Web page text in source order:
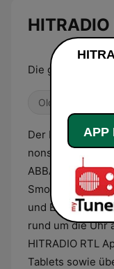
Die größten Hits
Oldies
Der
nonstop die
ABBA, Boney
Smokie und,
und
rund um die Uhr
HITRADIO RTL
Tablets sowie
APP